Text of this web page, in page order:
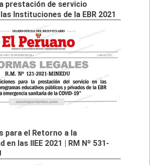
prestación de servicio
Instituciones de la EBR 2021
para el Retorno a la
en las IIEE 2021 | RM Nº 531-